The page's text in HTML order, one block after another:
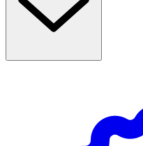
Innehåll
Aqua Isopropyl Myristate
Acetate Caprylyl Glycol